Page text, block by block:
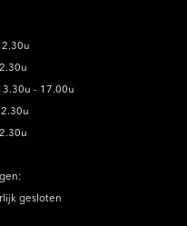
- 17.00u
gesloten